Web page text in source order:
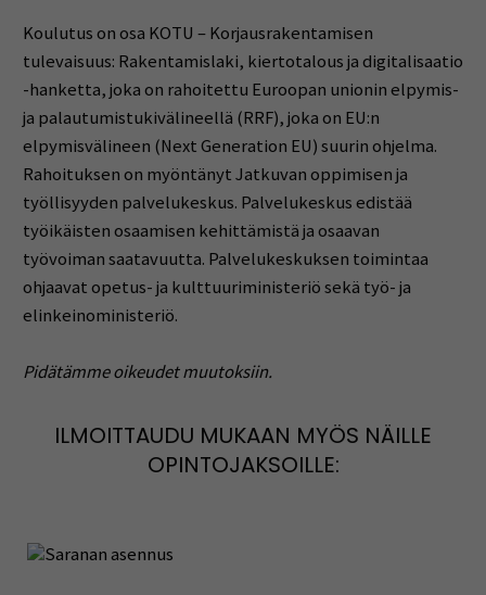
Koulutus on osa KOTU – Korjausrakentamisen
tulevaisuus: Rakentamislaki, kiertotalous ja digitalisaatio
-hanketta, joka on rahoitettu Euroopan unionin elpymis-
ja palautumistukivälineellä (RRF), joka on EU:n
elpymisvälineen (Next Generation EU) suurin ohjelma.
Rahoituksen on myöntänyt Jatkuvan oppimisen ja
työllisyyden palvelukeskus. Palvelukeskus edistää
työikäisten osaamisen kehittämistä ja osaavan
työvoiman saatavuutta. Palvelukeskuksen toimintaa
ohjaavat opetus- ja kulttuuriministeriö sekä työ- ja
elinkeinoministeriö.
Pidätämme oikeudet muutoksiin.
ILMOITTAUDU MUKAAN MYÖS NÄILLE
OPINTOJAKSOILLE: